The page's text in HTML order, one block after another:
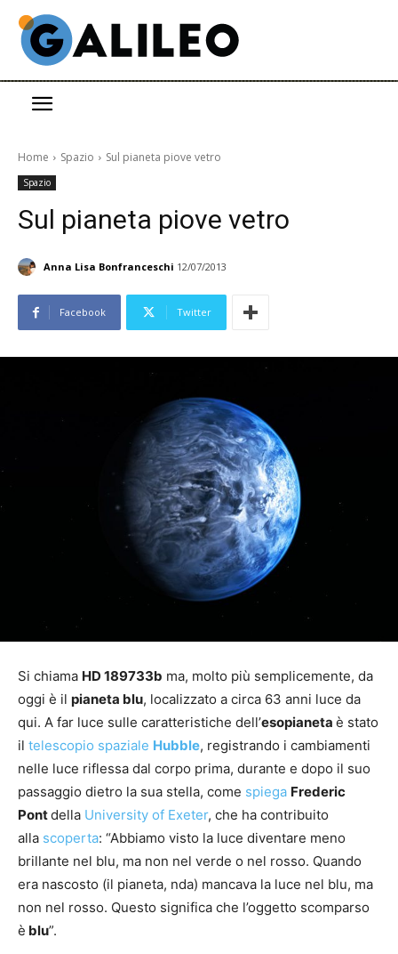
Home Spazio Sul pianeta piove vetro
Spazio
Sul pianeta piove vetro
Anna Lisa Bonfranceschi 12/07/2013
Facebook Twitter
Si chiama HD 189733b ma, molto più semplicemente, da
oggi è il pianeta blu, localizzato a circa 63 anni luce da
qui. A far luce sulle caratteristiche dell’esopianeta è stato
il telescopio spaziale Hubble, registrando i cambiamenti
nelle luce riflessa dal corpo prima, durante e dopo il suo
passaggio dietro la sua stella, come spiega Frederic
Pontdella University of Exeter, che ha contribuito
alla scoperta: “Abbiamo visto la luce diventare meno
brillante nel blu, ma non nel verde o nel rosso. Quando
era nascosto (il pianeta, nda) mancava la luce nel blu, ma
non nel rosso. Questo significa che l’oggetto scomparso
è blu”.